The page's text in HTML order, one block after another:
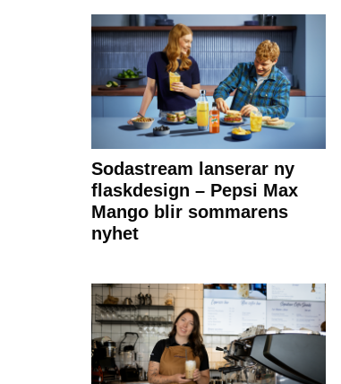
Sodastream lanserar ny
flaskdesign – Pepsi Max
Mango blir sommarens
nyhet